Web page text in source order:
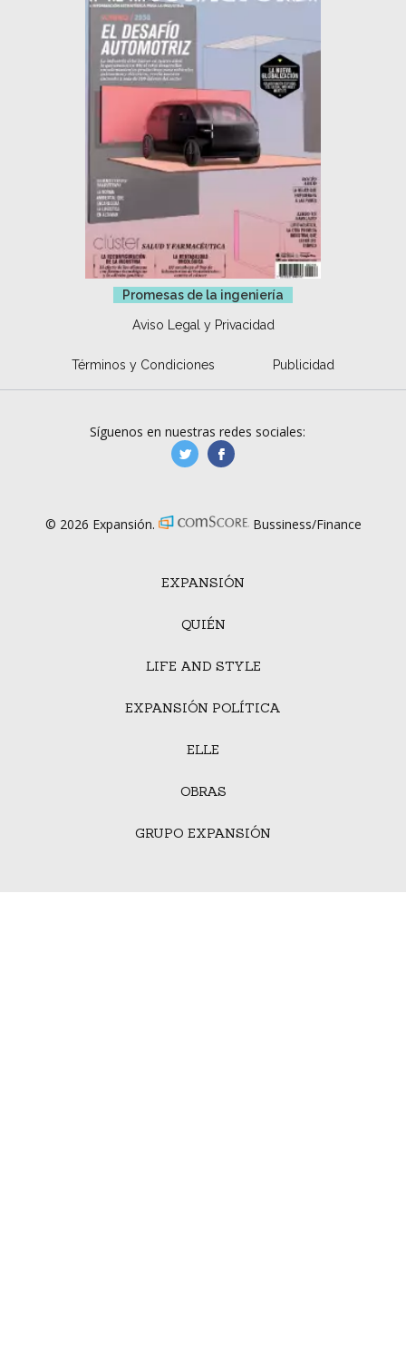
Promesas de la ingeniería
Aviso Legal y Privacidad
Términos y Condiciones Publicidad
EXPANSIÓN
QUIÉN
LIFE AND STYLE
EXPANSIÓN POLÍTICA
ELLE
OBRAS
GRUPO EXPANSIÓN
Síguenos en nuestras redes sociales:
manufacturaGE
© 2026 Expansión. Bussiness/Finance